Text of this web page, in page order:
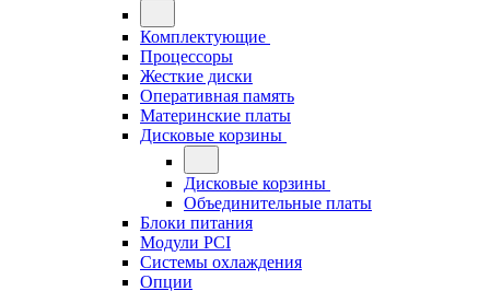
Комплектующие
Процессоры
Жесткие диски
Оперативная память
Материнские платы
Дисковые корзины
Дисковые корзины
Объединительные платы
Блоки питания
Модули PCI
Системы охлаждения
Опции